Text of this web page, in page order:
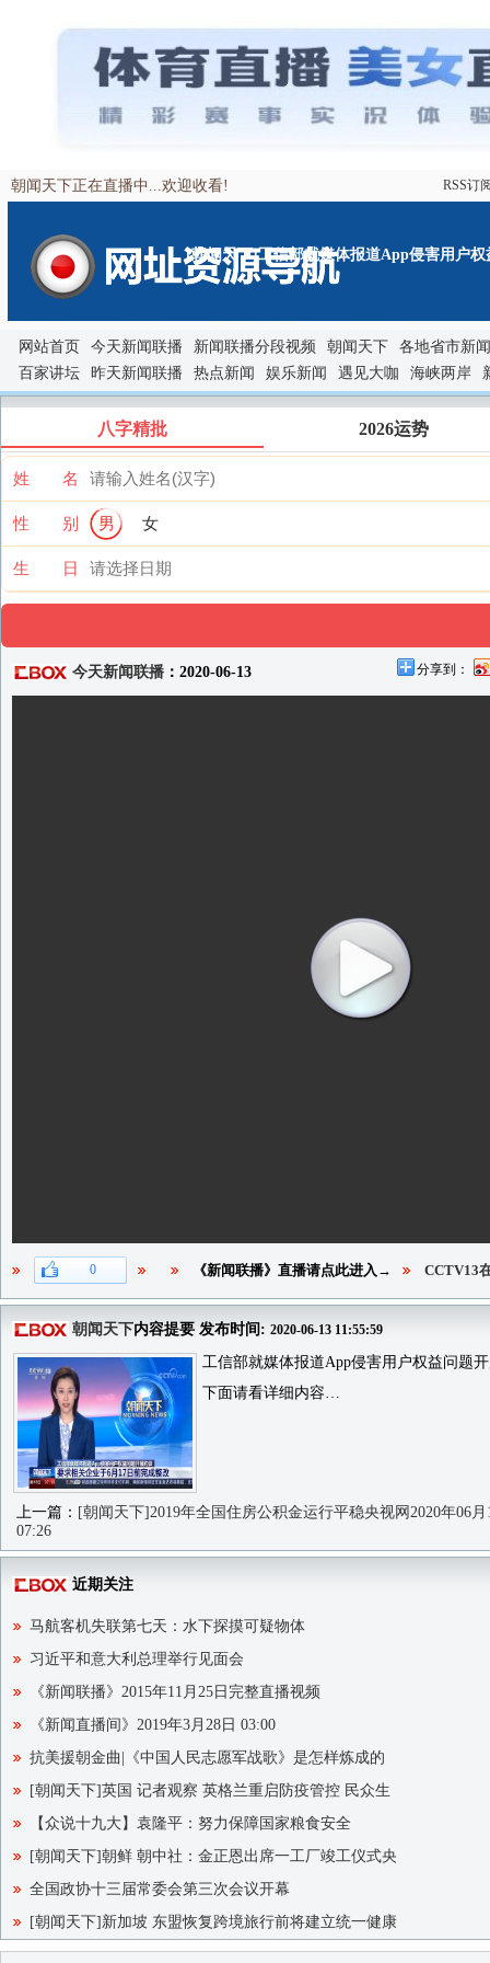
朝闻天下正在直播中...欢迎收看! RSS订
[朝闻天下]工信部就媒体报道App侵害用户权
网站首页 今天新闻联播 新闻联播分段视频 朝闻天下
各地省市新
百家讲坛
昨天新闻联播 热点新闻 娱乐新闻 遇见大咖 海峡两岸
八字精批 2026运势
姓 名
性 别 男 女
生 日
今天新闻联播 ：2020-06-13 分享到：
0 《新闻联播》直播请点此进入→ CCTV13
朝闻天下内容提要 发布时间: 2020-06-13 11:55:59
工信部就媒体报道App侵害用户权益问题
下面请看详细内容…
上一篇： [朝闻天下]2019年全国住房公积金运行平稳央视网2020年06月
07:26
近期关注
马航客机失联第七天：水下探摸可疑物体
习近平和意大利总理举行见面会
《新闻联播》2015年11月25日完整直播视频
《新闻直播间》2019年3月28日 03:00
抗美援朝金曲|《中国人民志愿军战歌》是怎样炼成的
[朝闻天下]英国 记者观察 英格兰重启防疫管控 民众生
【众说十九大】袁隆平：努力保障国家粮食安全
[朝闻天下]朝鲜 朝中社：金正恩出席一工厂竣工仪式央
全国政协十三届常委会第三次会议开幕
[朝闻天下]新加坡 东盟恢复跨境旅行前将建立统一健康